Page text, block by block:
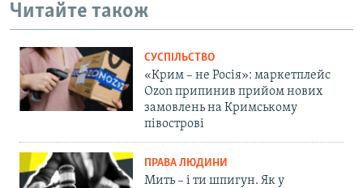
Читайте також
СУСПІЛЬСТВО
«Крим – не Росія»: маркетплейс
Ozon припинив прийом нових
замовлень на Кримському
півострові
ПРАВА ЛЮДИНИ
Мить – і ти шпигун. Як у